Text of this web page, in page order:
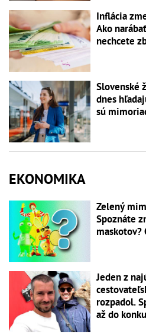
Inflácia
Ako
nechcete
Slovenské
dnes
sú
EKONOMIKA
Zelený
Spoznáte
Jeden z
rozpadol.
až do